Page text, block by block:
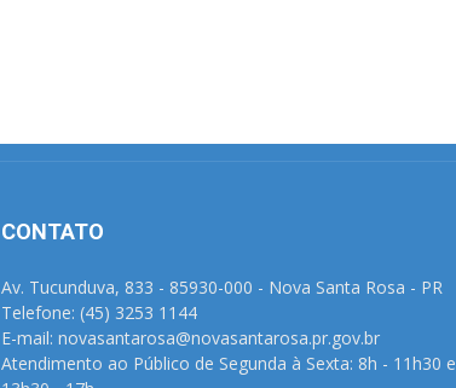
CONTATO
Av. Tucunduva, 833 - 85930-000 - Nova Santa Rosa - PR
Telefone: (45) 3253 1144
E-mail: novasantarosa@novasantarosa.pr.gov.br
Atendimento ao Público de Segunda à Sexta: 8h - 11h30 e